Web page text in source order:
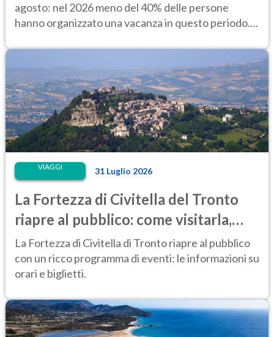
agosto: nel 2026 meno del 40% delle persone
hanno organizzato una vacanza in questo periodo.
VIAGGI 31 Luglio 2026
La Fortezza di Civitella del Tronto
riapre al pubblico: come visitarla,
anche di notte
La Fortezza di Civitella di Tronto riapre al pubblico
con un ricco programma di eventi: le informazioni su
orari e biglietti.